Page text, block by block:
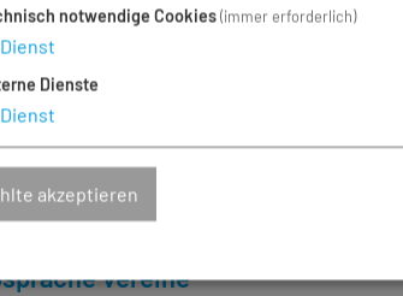
Huisheim
Vereine
notwendige Cookies(immer erforderlich)
Dienst
Dienste
Dienst
akzeptieren